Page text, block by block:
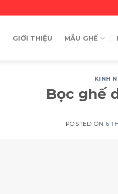
GIỚI THIỆU MẪU GHẾ
KINH
Bọc ghế
POSTED ON 6